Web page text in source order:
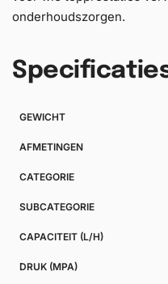
onderhoudszorgen.
GEWICHT
AFMETINGEN
CATEGORIE
SUBCATEGORIE
CAPACITEIT (L/H)
DRUK (MPA)